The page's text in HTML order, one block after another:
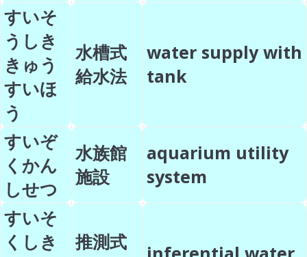
すいそ
うしき
きゅう
すいほ
う
水槽式
給水法
water supply with
tank
すいぞ
くかん
しせつ
水族館
施設
aquarium utility
system
すいそ
くしき
推測式